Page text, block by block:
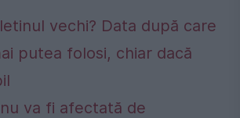
vechi? Data după care
putea folosi, chiar dacă
va fi afectată de